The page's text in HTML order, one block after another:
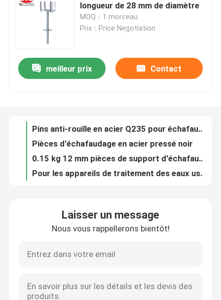
Maison
Produits
A propos de nous
Contrôle de qualité
Contactez-nous
Pièces d'échafaudage de cadre
longueur de 28 mm de diamètre
MOQ：1 morceau
Prix：Price Negotiation
meilleur prix Contact
Pins anti-rouille en acier Q235 pour échafaudage
Entretoises croisées d'échafaudage en acier galvanisé de 20 mm
Échafaudage prégalvanisé Parties d'échafaudage
Plaques galvanisées carrées Waler
Laisser un message
Nous vous rappellerons bientôt!